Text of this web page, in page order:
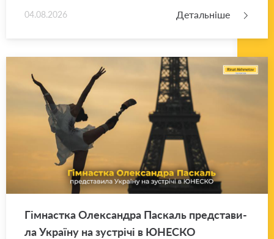
04.08.2026 Детальніше
Гім­нас­тка Оле­ксан­дра Па­скаль пред­ста­ви­
ла Укра­ї­ну на зу­стрі­чі в ЮНЕ­СКО